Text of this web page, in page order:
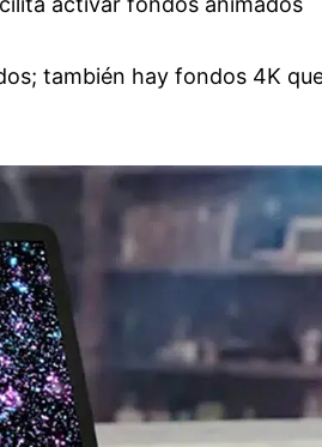
también hay fondos 4K